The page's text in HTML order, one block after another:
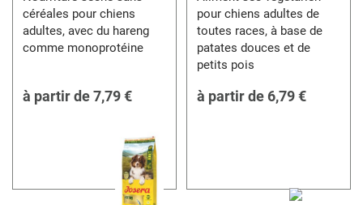
céréales pour chiens
adultes, avec du hareng
comme monoprotéine
à partir de7,79 €
pour chiens adultes de
toutes races, à base de
patates douces et de
petits pois
à partir de 6,79 €